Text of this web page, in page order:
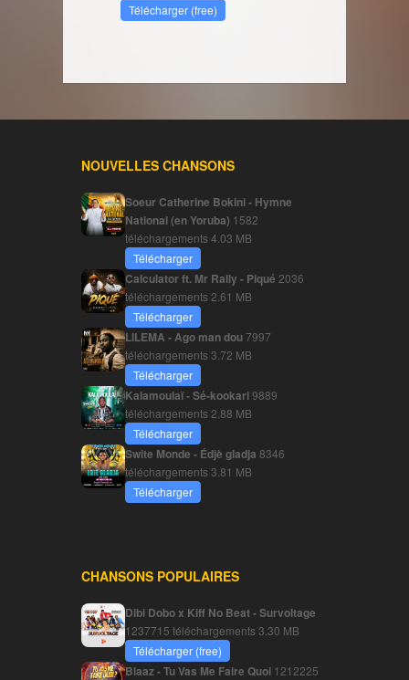
Télécharger (free)
NOUVELLES CHANSONS
Soeur Catherine Bokini - Hymne
National (en Yoruba) 1582
téléchargements4.03 MB
Télécharger
Calculator ft. Mr Rally - Piqué 2036
téléchargements 2.61 MB
Télécharger
LILEMA - Ago man dou7997
téléchargements3.72 MB
Télécharger
Kalamoulaï - Sé-kookari9889
téléchargements 2.88 MB
Télécharger
Swite Monde - Édjè gladja 8346
téléchargements3.81 MB
Télécharger
CHANSONS POPULAIRES
Dibi Dobo x Kiff No Beat - Survoltage
1237715 téléchargements3.30 MB
Télécharger (free)
Blaaz - Tu Vas Me Faire Quoi 1212225